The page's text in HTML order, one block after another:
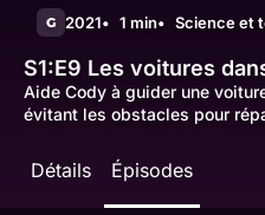
G 2021 1 min Science et
S1:E9 Les voitures
Aide Cody à guider une
évitant les obstacles pour
Détails Épisodes